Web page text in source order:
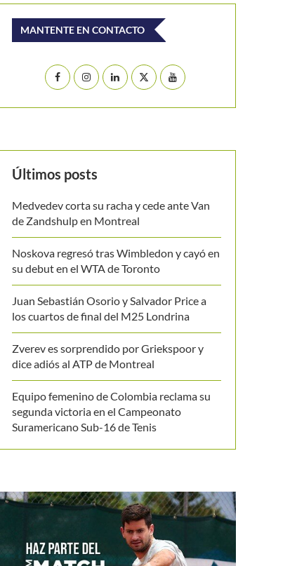
MANTENTE EN CONTACTO
Últimos posts
Medvedev corta su racha y cede ante Van
de Zandshulp en Montreal
Noskova regresó tras Wimbledon y cayó en
su debut en el WTA de Toronto
Juan Sebastián Osorio y Salvador Price a
los cuartos de final del M25 Londrina
Zverev es sorprendido por Griekspoor y
dice adiós al ATP de Montreal
Equipo femenino de Colombia reclama su
segunda victoria en el Campeonato
Suramericano Sub-16 de Tenis